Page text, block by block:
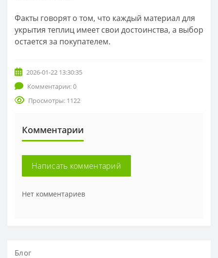
Факты говорят о том, что каждый материал для
укрытия теплиц имеет свои достоинства, а выбор
остается за покупателем.
2026-01-22 13:30:35
Комментарии: 0
Просмотры: 1122
Комментарии
Написать комментарий
Нет комментариев
Блог